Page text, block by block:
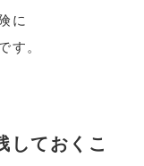
に
す。
しておくこ